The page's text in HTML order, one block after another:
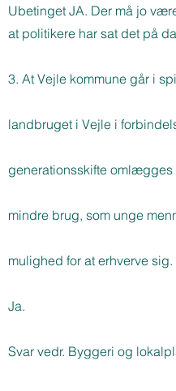
Ubetinget JA. Der må jo
at politikere har sat det på
3. At Vejle kommune går i
landbruget i Vejle i
generationsskifte omlægges
mindre brug, som unge
mulighed for at erhverve sig.
Ja.
Svar vedr. Byggeri og